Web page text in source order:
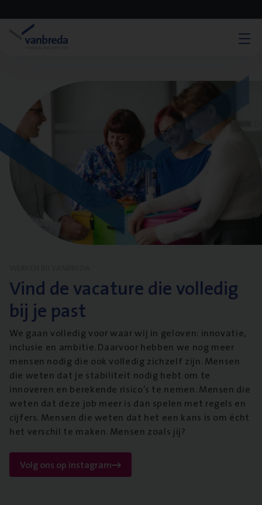
Vind de vacature die volledig
bij je past
We gaan volledig voor waar wij in geloven: innovatie,
inclusie en ambitie. Daarvoor hebben we nog meer
mensen nodig die ook volledig zichzelf zijn. Mensen
die weten dat je stabiliteit nodig hebt om te
innoveren en berekende risico’s te nemen. Mensen die
weten dat deze job meer is dan spelen met regels en
cijfers. Mensen die weten dat het een kans is om écht
het verschil te maken. Mensen zoals jij?
Volg ons op instagram